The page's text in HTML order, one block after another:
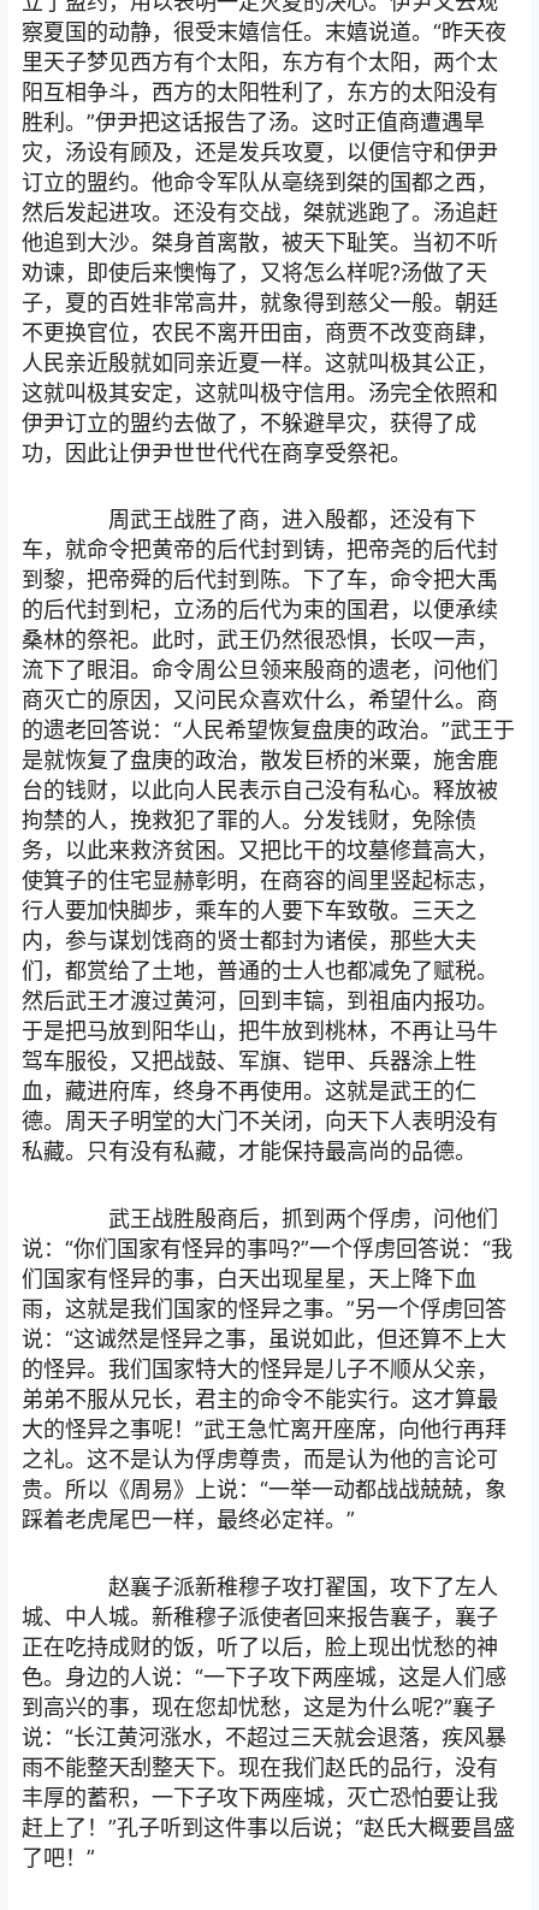
察夏国的动静，很受末嬉信任。末嬉说道。“昨天夜
里天子梦见西方有个太阳，东方有个太阳，两个太
阳互相争斗，西方的太阳牲利了，东方的太阳没有
胜利。”伊尹把这话报告了汤。这时正值商遭遇旱
灾，汤设有顾及，还是发兵攻夏，以便信守和伊尹
订立的盟约。他命令军队从亳绕到桀的国都之西，
然后发起进攻。还没有交战，桀就逃跑了。汤追赶
他追到大沙。桀身首离散，被天下耻笑。当初不听
劝谏，即使后来懊悔了，又将怎么样呢?汤做了天
子，夏的百姓非常高井，就象得到慈父一般。朝廷
不更换官位，农民不离开田亩，商贾不改变商肆，
人民亲近殷就如同亲近夏一样。这就叫极其公正，
这就叫极其安定，这就叫极守信用。汤完全依照和
伊尹订立的盟约去做了，不躲避旱灾，获得了成
功，因此让伊尹世世代代在商享受祭祀。
周武王战胜了商，进入殷都，还没有下
车，就命令把黄帝的后代封到铸，把帝尧的后代封
到黎，把帝舜的后代封到陈。下了车，命令把大禹
的后代封到杞，立汤的后代为束的国君，以便承续
桑林的祭祀。此时，武王仍然很恐惧，长叹一声，
流下了眼泪。命令周公旦领来殷商的遗老，问他们
商灭亡的原因，又问民众喜欢什么，希望什么。商
的遗老回答说：“人民希望恢复盘庚的政治。”武王于
是就恢复了盘庚的政治，散发巨桥的米粟，施舍鹿
台的钱财，以此向人民表示自己没有私心。释放被
拘禁的人，挽救犯了罪的人。分发钱财，免除债
务，以此来救济贫困。又把比干的坟墓修葺高大，
使箕子的住宅显赫彰明，在商容的闾里竖起标志，
行人要加快脚步，乘车的人要下车致敬。三天之
内，参与谋划饯商的贤士都封为诸侯，那些大夫
们，都赏给了土地，普通的士人也都减免了赋税。
然后武王才渡过黄河，回到丰镐，到祖庙内报功。
于是把马放到阳华山，把牛放到桃林，不再让马牛
驾车服役，又把战鼓、军旗、铠甲、兵器涂上牲
血，藏进府库，终身不再使用。这就是武王的仁
德。周天子明堂的大门不关闭，向天下人表明没有
私藏。只有没有私藏，才能保持最高尚的品德。
武王战胜殷商后，抓到两个俘虏，问他们
说：“你们国家有怪异的事吗?”一个俘虏回答说：“我
们国家有怪异的事，白天出现星星，天上降下血
雨，这就是我们国家的怪异之事。”另一个俘虏回答
说：“这诚然是怪异之事，虽说如此，但还算不上大
的怪异。我们国家特大的怪异是儿子不顺从父亲，
弟弟不服从兄长，君主的命令不能实行。这才算最
大的怪异之事呢！”武王急忙离开座席，向他行再拜
之礼。这不是认为俘虏尊贵，而是认为他的言论可
贵。所以《周易》上说：“一举一动都战战兢兢，象
踩着老虎尾巴一样，最终必定祥。”
赵襄子派新稚穆子攻打翟国，攻下了左人
城、中人城。新稚穆子派使者回来报告襄子，襄子
正在吃持成财的饭，听了以后，脸上现出忧愁的神
色。身边的人说：“一下子攻下两座城，这是人们感
到高兴的事，现在您却忧愁，这是为什么呢?”襄子
说：“长江黄河涨水，不超过三天就会退落，疾风暴
雨不能整天刮整天下。现在我们赵氏的品行，没有
丰厚的蓄积，一下子攻下两座城，灭亡恐怕要让我
赶上了！”孔子听到这件事以后说；“赵氏大概要昌盛
了吧！”